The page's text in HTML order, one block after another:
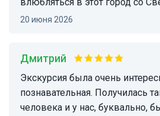
20 июня 2026
Дмитрий
Экскурсия была очень интересная и
познавательная. Получилась
человека и у нас, буквально,